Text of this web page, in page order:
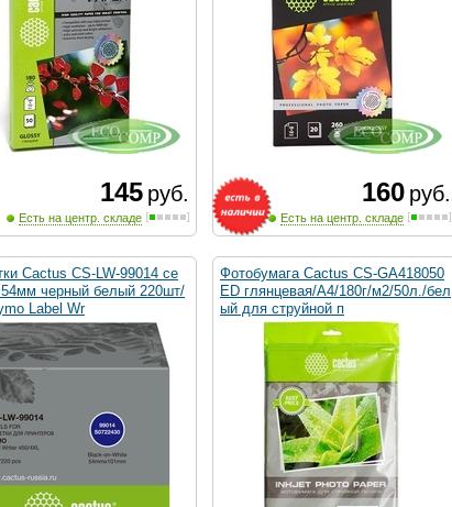
145 руб.
Есть на центр. складе
160 руб.
Есть на центр. складе
Cactus CS-LW-99014 се
черный белый 220шт/
Label Wr
Фотобумага Cactus CS-GA418050
ED глянцевая/A4/180г/м2/50л./бел
ый для струйной п